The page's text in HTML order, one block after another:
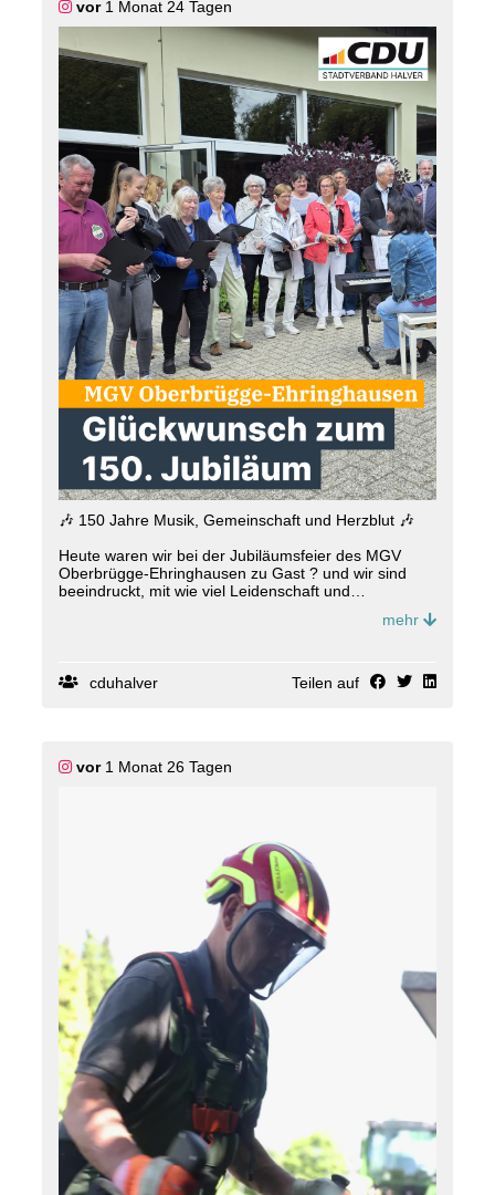
von der Resonanz begeistert.
🛹 Wer von euch hat den Skatepark schon genutzt?
vor1 Monat 24 Tagen
🎶 150 Jahre Musik, Gemeinschaft und Herzblut 🎶
Heute waren wir bei der Jubiläumsfeier des MGV
Oberbrügge-Ehringhausen zu Gast ? und wir sind
beeindruckt, mit wie viel Leidenschaft und
musikalische Kultur in unserer Heimat prägt. 🙌
selbstverständlich. Sie stehen für Engagement,
lebendig, verbinden Menschen und schaffen echte
Gemeinschaft. Genau das verdient große
#MGV
Oberbr üggeEhringhausen # 150Jahre
#Vereinsleben Musikverbindet
Heimat
#Gemeinschaft#Dankeschön #
UnsereHeimat
#HalverErleben
#DieMenschenImBlickHalverImHerzen
mehr
cduhalver Teilen auf
vor1 Monat 26 Tagen